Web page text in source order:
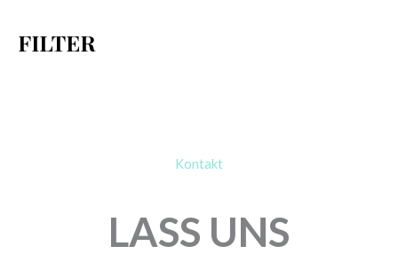
FILTER
Kontakt
LASS UNS